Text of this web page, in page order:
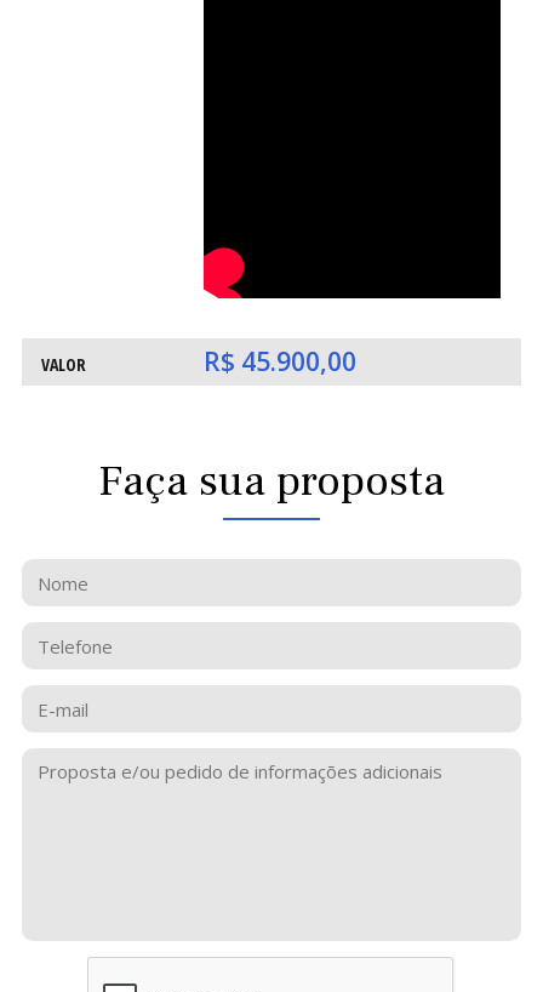
VALOR R$ 45.900,00
Faça sua proposta
NOME
TELEFONE
E-
MAIL
PROPOSTA